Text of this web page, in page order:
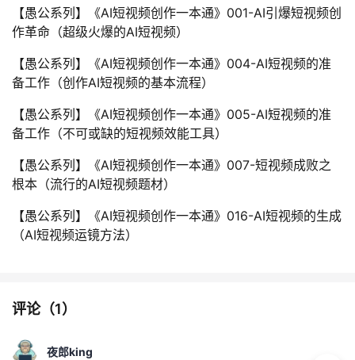
【愚公系列】《AI短视频创作一本通》001-AI引爆短视频创
作革命（超级火爆的AI短视频）
【愚公系列】《AI短视频创作一本通》004-AI短视频的准
备工作（创作AI短视频的基本流程）
【愚公系列】《AI短视频创作一本通》005-AI短视频的准
备工作（不可或缺的短视频效能工具）
【愚公系列】《AI短视频创作一本通》007-短视频成败之
根本（流行的AI短视频题材）
【愚公系列】《AI短视频创作一本通》016-AI短视频的生成
（AI短视频运镜方法）
评论（1）
夜郎king